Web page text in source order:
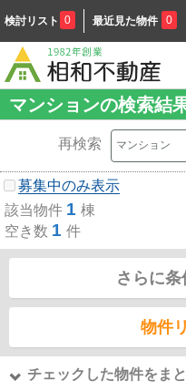
検討リスト 0 最近見た物件 0
マンションの検索結
再検索
募集中のみ表示
該当物件 1 棟
空き数 1 件
さらに
物件
チェックした物件をま